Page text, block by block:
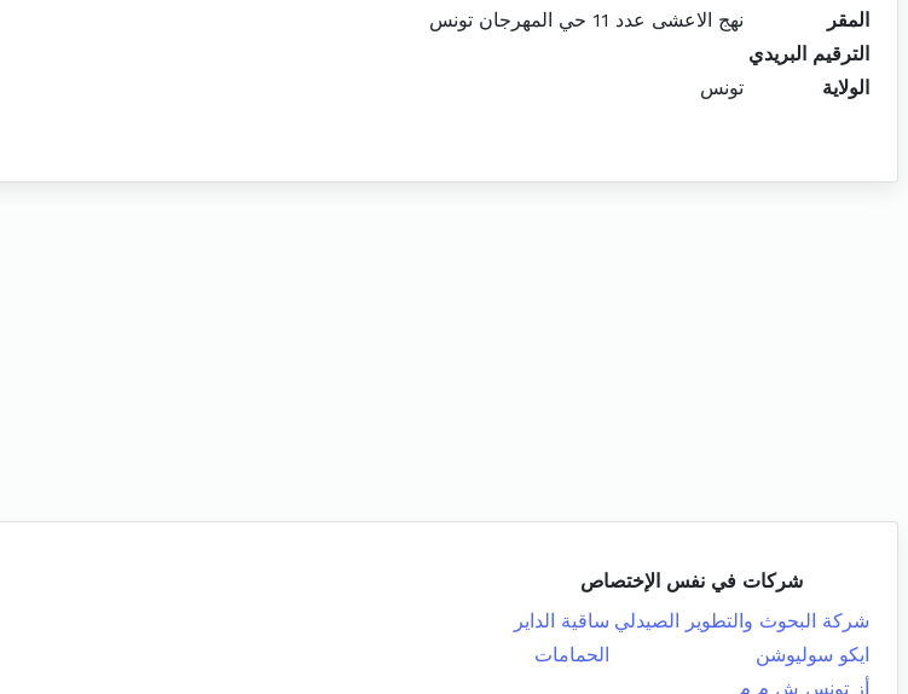
المقر
نهج الاعشى عدد 11 حي المهرجان تونس
الترقيم البريدي
الولاية
تونس
شركات في نفس الإختصاص
شركة البحوث والتطوير الصيدلي ساقية الداير
ايكو سوليوشن
الحمامات
أز تونس ش م م